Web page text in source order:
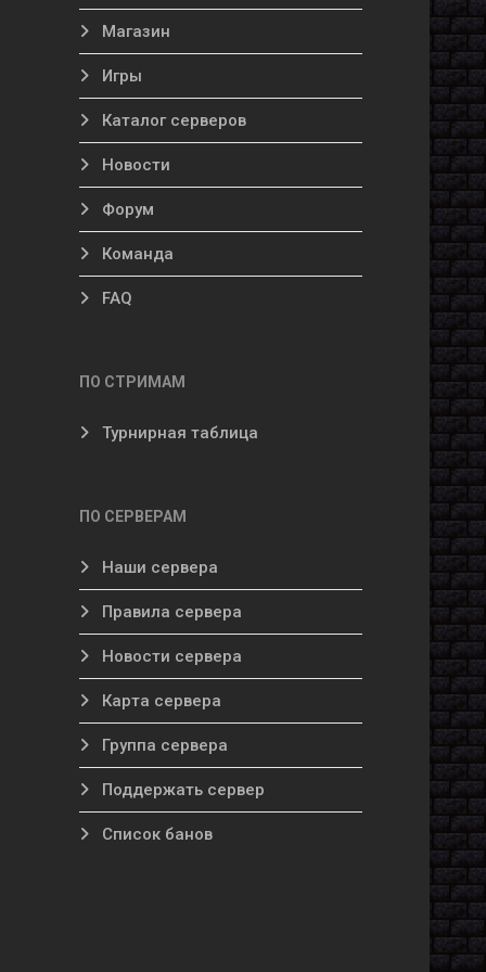
Магазин
Игры
Каталог серверов
Новости
Форум
Команда
FAQ
ПО СТРИМАМ
Турнирная таблица
ПО СЕРВЕРАМ
Наши сервера
Правила сервера
Новости сервера
Карта сервера
Группа сервера
Поддержать сервер
Список банов